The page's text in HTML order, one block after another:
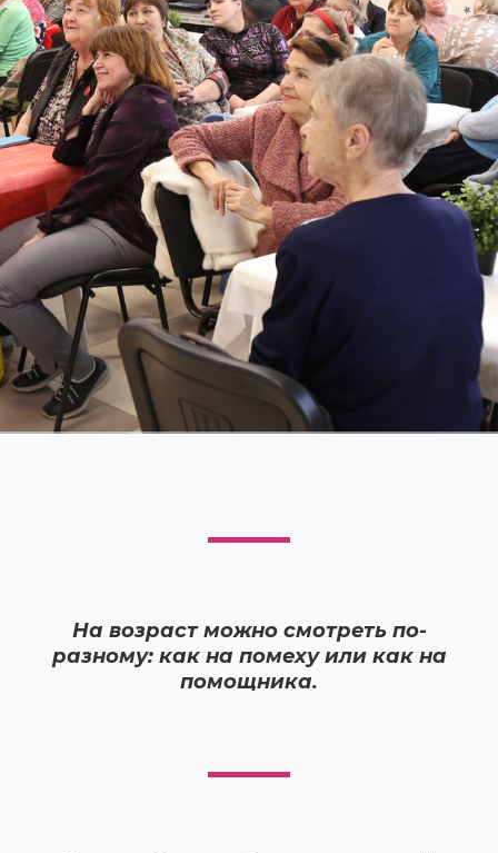
На возраст можно смотреть по-
разному: как на помеху или как на
помощника.